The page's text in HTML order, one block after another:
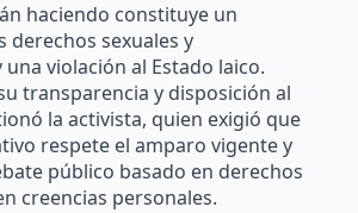
haciendo constituye un
derechos sexuales y
violación al Estado laico.
transparencia y disposición al
la activista, quien exigió que
respete el amparo vigente y
público basado en derechos
creencias personales.